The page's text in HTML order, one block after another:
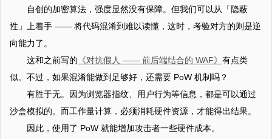
自创的加密算法，强度显然没有保障。但我们可以从「隐蔽
性」上着手 —— 将代码混淆到难以读懂，这时，考验对方的则是逆
向能力了。
这和之前写的 《对抗假人 —— 前后端结合的 WAF》 有点类
似。不过，如果混淆能做到足够好，还需要 PoW 机制吗？
有胜于无。因为浏览器指纹、用户行为等信息，都是可以通过
沙盒模拟的。而工作量计算，必须消耗硬件资源，才能得出结果。
因此，使用了 PoW 就能增加攻击者一些硬件成本。